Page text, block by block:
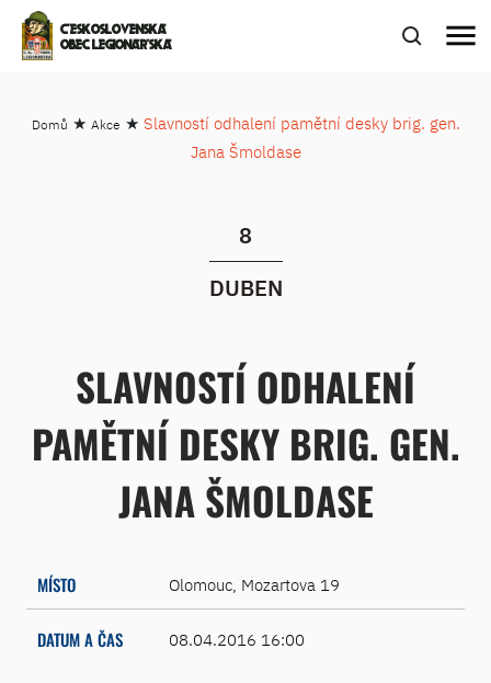
ČESKOSLOVENSKÁ
OBEC LEGIONÁŘSKÁ
menu
Domů ★ Akce ★ Slavností odhalení pamětní desky brig. gen.
Jana Šmoldase
8
DUBEN
SLAVNOSTÍ ODHALENÍ
PAMĚTNÍ DESKY BRIG. GEN.
JANA ŠMOLDASE
MÍSTO Olomouc, Mozartova 19
DATUM A ČAS 08.04.2016 16:00